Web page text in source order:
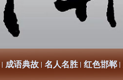
成语典故 名人名胜 红色邯郸